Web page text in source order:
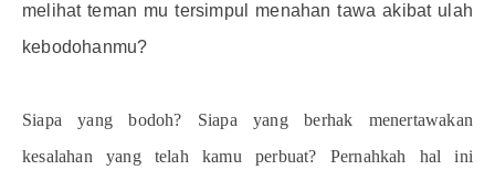
melihat teman mu tersimpul menahan tawa akibat ulah
kebodohanmu?
Siapa yang bodoh? Siapa yang berhak menertawakan
kesalahan yang telah kamu perbuat? Pernahkah hal ini